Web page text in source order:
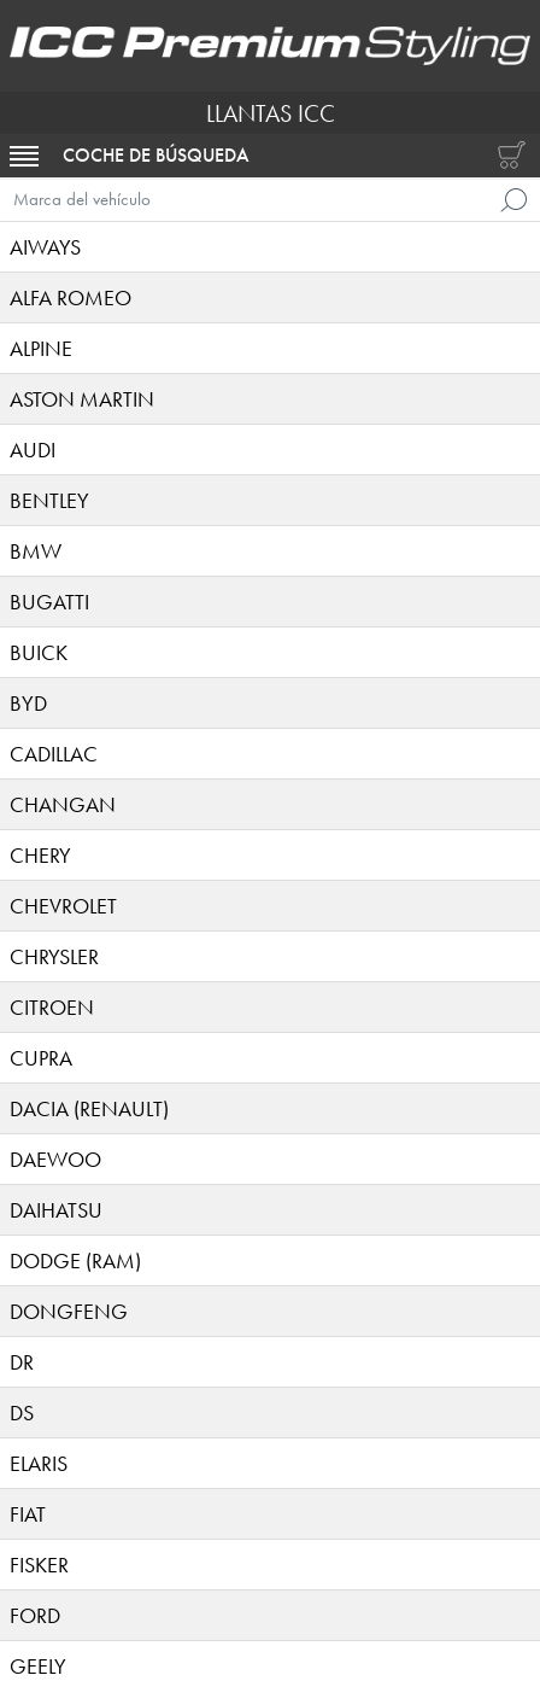
LLANTAS ICC
ACTIVAR NAVEGACIÓN
COCHE DE BÚSQUEDA
Marca del vehículo
AIWAYS
ALFA ROMEO
ALPINE
ASTON MARTIN
AUDI
BENTLEY
BMW
BUGATTI
BUICK
BYD
CADILLAC
CHANGAN
CHERY
CHEVROLET
CHRYSLER
CITROEN
CUPRA
DACIA (RENAULT)
DAEWOO
DAIHATSU
DODGE (RAM)
DONGFENG
DR
DS
ELARIS
FIAT
FISKER
FORD
GEELY